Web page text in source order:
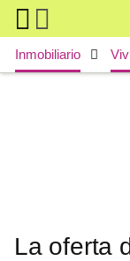
Skip to main content
Main navigation
Inmobiliario
La oferta